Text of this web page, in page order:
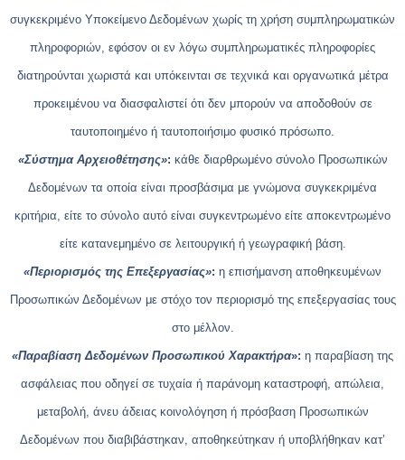
συγκεκριμένο Υποκείμενο Δεδομένων χωρίς τη χρήση συμπληρωματικών
πληροφοριών, εφόσον οι εν λόγω συμπληρωματικές πληροφορίες
διατηρούνται χωριστά και υπόκεινται σε τεχνικά και οργανωτικά μέτρα
προκειμένου να διασφαλιστεί ότι δεν μπορούν να αποδοθούν σε
ταυτοποιημένο ή ταυτοποιήσιμο φυσικό πρόσωπο.
«Σύστημα Αρχειοθέτησης»: κάθε διαρθρωμένο σύνολο Προσωπικών
Δεδομένων τα οποία είναι προσβάσιμα με γνώμονα συγκεκριμένα
κριτήρια, είτε το σύνολο αυτό είναι συγκεντρωμένο είτε αποκεντρωμένο
είτε κατανεμημένο σε λειτουργική ή γεωγραφική βάση.
«Περιορισμός της Επεξεργασίας»: η επισήμανση αποθηκευμένων
Προσωπικών Δεδομένων με στόχο τον περιορισμό της επεξεργασίας τους
στο μέλλον.
«Παραβίαση Δεδομένων Προσωπικού Χαρακτήρα»: η παραβίαση της
ασφάλειας που οδηγεί σε τυχαία ή παράνομη καταστροφή, απώλεια,
μεταβολή, άνευ άδειας κοινολόγηση ή πρόσβαση Προσωπικών
Δεδομένων που διαβιβάστηκαν, αποθηκεύτηκαν ή υποβλήθηκαν κατ’